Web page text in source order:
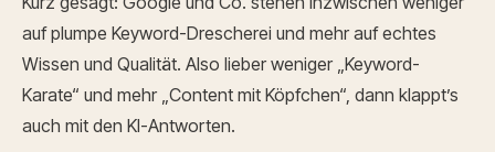
auf plumpe Keyword-Drescherei und mehr auf echtes
Wissen und Qualität. Also lieber weniger „Keyword-
Karate“ und mehr „Content mit Köpfchen“, dann klappt’s
auch mit den KI-Antworten.